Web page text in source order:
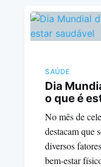
SAÚDE
Dia
o que é
No mês de
destacam que
diversos
bem-estar